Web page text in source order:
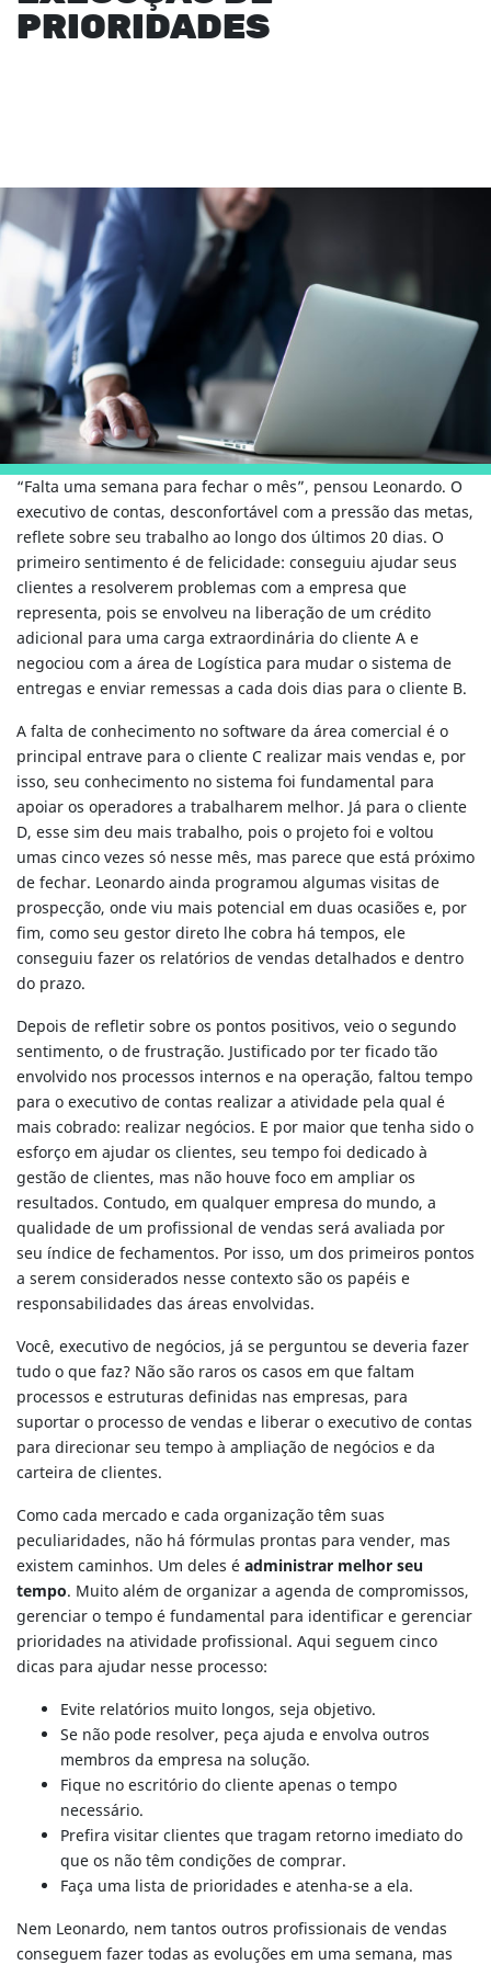
PRIORIDADES
“Falta uma semana para fechar o mês”, pensou Leonardo. O
executivo de contas, desconfortável com a pressão das metas,
reflete sobre seu trabalho ao longo dos últimos 20 dias. O
primeiro sentimento é de felicidade: conseguiu ajudar seus
clientes a resolverem problemas com a empresa que
representa, pois se envolveu na liberação de um crédito
adicional para uma carga extraordinária do cliente A e
negociou com a área de Logística para mudar o sistema de
entregas e enviar remessas a cada dois dias para o cliente B.
A falta de conhecimento no software da área comercial é o
principal entrave para o cliente C realizar mais vendas e, por
isso, seu conhecimento no sistema foi fundamental para
apoiar os operadores a trabalharem melhor. Já para o cliente
D, esse sim deu mais trabalho, pois o projeto foi e voltou
umas cinco vezes só nesse mês, mas parece que está próximo
de fechar. Leonardo ainda programou algumas visitas de
prospecção, onde viu mais potencial em duas ocasiões e, por
fim, como seu gestor direto lhe cobra há tempos, ele
conseguiu fazer os relatórios de vendas detalhados e dentro
do prazo.
Depois de refletir sobre os pontos positivos, veio o segundo
sentimento, o de frustração. Justificado por ter ficado tão
envolvido nos processos internos e na operação, faltou tempo
para o executivo de contas realizar a atividade pela qual é
mais cobrado: realizar negócios. E por maior que tenha sido o
esforço em ajudar os clientes, seu tempo foi dedicado à
gestão de clientes, mas não houve foco em ampliar os
resultados. Contudo, em qualquer empresa do mundo, a
qualidade de um profissional de vendas será avaliada por
seu índice de fechamentos. Por isso, um dos primeiros pontos
a serem considerados nesse contexto são os papéis e
responsabilidades das áreas envolvidas.
Você, executivo de negócios, já se perguntou se deveria fazer
tudo o que faz? Não são raros os casos em que faltam
processos e estruturas definidas nas empresas, para
suportar o processo de vendas e liberar o executivo de contas
para direcionar seu tempo à ampliação de negócios e da
carteira de clientes.
Como cada mercado e cada organização têm suas
peculiaridades, não há fórmulas prontas para vender, mas
existem caminhos. Um deles éadministrar melhor seu
tempo. Muito além de organizar a agenda de compromissos,
gerenciar o tempo é fundamental para identificar e gerenciar
prioridades na atividade profissional. Aqui seguem cinco
dicas para ajudar nesse processo:
Evite relatórios muito longos, seja objetivo.
Se não pode resolver, peça ajuda e envolva outros
membros da empresa na solução.
Fique no escritório do cliente apenas o tempo
necessário.
Prefira visitar clientes que tragam retorno imediato do
que os não têm condições de comprar.
Faça uma lista de prioridades e atenha-se a ela.
Nem Leonardo, nem tantos outros profissionais de vendas
conseguem fazer todas as evoluções em uma semana, mas